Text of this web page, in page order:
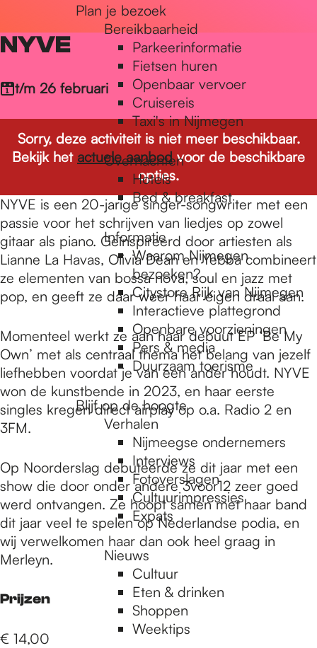
Plan je bezoek
Bereikbaarheid
Parkeerinformatie
Fietsen huren
Openbaar vervoer
Cruisereis
Taxi's in Nijmegen
Overnachten
Hotels
Bed & breakfast
Informatie
Waarom Nijmegen
bezoeken?
Citystore Rijk van Nijmegen
Interactieve plattegrond
Openbare voorzieningen
Pers & media
Duurzaam toerisme
Blijf op de hoogte
Verhalen
Nijmeegse ondernemers
Interviews
Fotoverslagen
Cultuurimpressies
Expats
Nieuws
Cultuur
Eten & drinken
Shoppen
Weektips
NYVE
t/m 26 februari
Sorry, deze activiteit is niet meer beschikbaar.
Bekijk het actuele aanbodvoor de beschikbare
opties.
NYVE is een 20-jarige singer-songwriter met een
passie voor het schrijven van liedjes op zowel
gitaar als piano. Geïnspireerd door artiesten als
Lianne La Havas, Olivia Dean en Yebba combineert
ze elementen van bossa nova, soul en jazz met
pop, en geeft ze daar weer haar eigen draai aan.
Momenteel werkt ze aan haar debuut EP ‘Be My
Own’ met als centraal thema het belang van jezelf
liefhebben voordat je van een ander houdt. NYVE
won de kunstbende in 2023, en haar eerste
singles kregen direct airplay op o.a. Radio 2 en
3FM.
Op Noorderslag debuteerde ze dit jaar met een
show die door onder andere 3voor12 zeer goed
werd ontvangen. Ze hoopt samen met haar band
dit jaar veel te spelen op Nederlandse podia, en
wij verwelkomen haar dan ook heel graag in
Merleyn.
Prijzen
€ 14,00